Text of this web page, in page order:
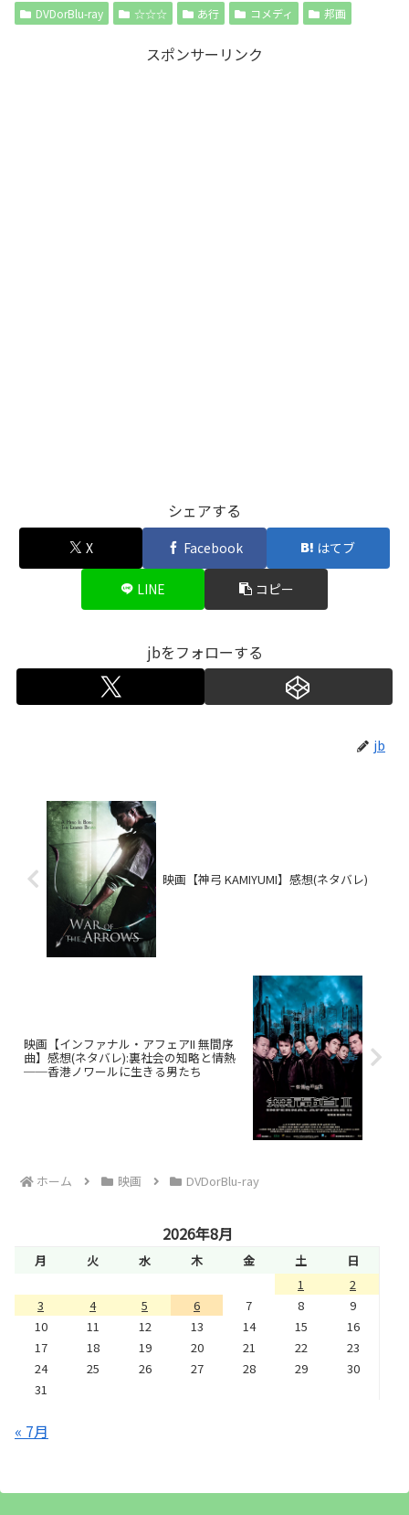
DVDorBlu-ray ☆☆☆ あ行 コメディ 邦画
スポンサーリンク
シェアする
X Facebook はてブ
LINE コピー
jbをフォローする
jb
映画【神弓 KAMIYUMI】感想(ネタバレ)
映画【インファナル・アフェアII 無間序
曲】感想(ネタバレ):裏社会の知略と情熱
──香港ノワールに生きる男たち
ホーム 映画 DVDorBlu-ray
2026年8月
月 火 水 木 金 土
日
1
2
3
4 5 6 7 8
9
10
11 12 13 14 15
16
17
18 19 20 21 22
23
24
25 26 27 28 29
30
31
« 7月